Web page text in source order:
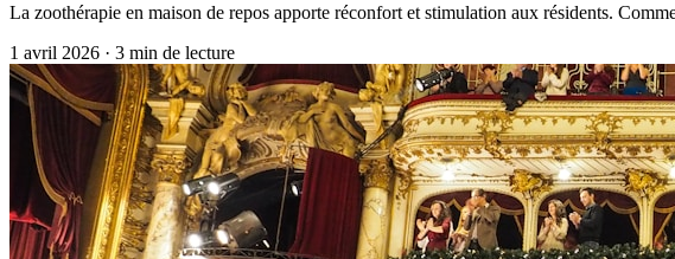
La zoothérapie en maison de repos apporte réconfort et stimulation aux résidents.
1 avril 2026 · 3 min de lecture